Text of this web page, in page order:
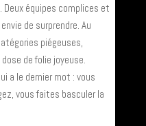
. Deux équipes complices et
de surprendre. Au
piégeuses,
de folie joyeuse.
a le dernier mot : vous
vous faites basculer la